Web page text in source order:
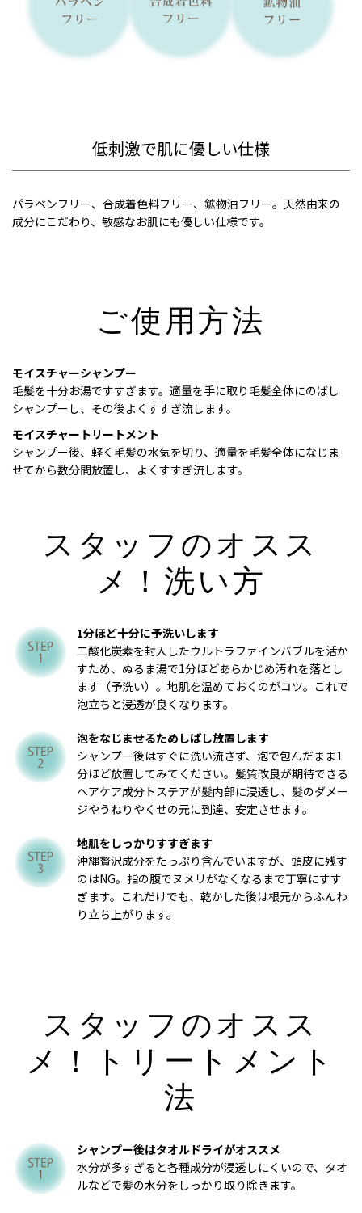
低刺激で肌に優しい仕様
パラベンフリー、合成着色料フリー、鉱物油フリー。天然由来の
成分にこだわり、敏感なお肌にも優しい仕様です。
ご使用方法
モイスチャーシャンプー
毛髪を十分お湯ですすぎます。適量を手に取り毛髪全体にのばし
シャンプーし、その後よくすすぎ流します。
モイスチャートリートメント
シャンプー後、軽く毛髪の水気を切り、適量を毛髪全体になじま
せてから数分間放置し、よくすすぎ流します。
スタッフのオスス
メ！洗い方
1分ほど十分に予洗いします
二酸化炭素を封入したウルトラファインバブルを活か
すため、ぬるま湯で1分ほどあらかじめ汚れを落とし
ます（予洗い）。地肌を温めておくのがコツ。これで
泡立ちと浸透が良くなります。
泡をなじませるためしばし放置します
シャンプー後はすぐに洗い流さず、泡で包んだまま1
分ほど放置してみてください。髪質改良が期待できる
ヘアケア成分トステアが髪内部に浸透し、髪のダメー
ジやうねりやくせの元に到達、安定させます。
地肌をしっかりすすぎます
沖縄贅沢成分をたっぷり含んでいますが、頭皮に残す
のはNG。指の腹でヌメリがなくなるまで丁寧にすす
ぎます。これだけでも、乾かした後は根元からふんわ
り立ち上がります。
スタッフのオスス
メ！トリートメント
法
シャンプー後はタオルドライがオススメ
水分が多すぎると各種成分が浸透しにくいので、タオ
ルなどで髪の水分をしっかり取り除きます。